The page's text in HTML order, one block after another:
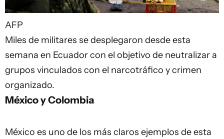
AFP
Miles de militares se desplegaron desde esta
semana en Ecuador con el objetivo de neutralizar a
grupos vinculados con el narcotráfico y crimen
organizado.
México y Colombia
México es uno de los más claros ejemplos de esta